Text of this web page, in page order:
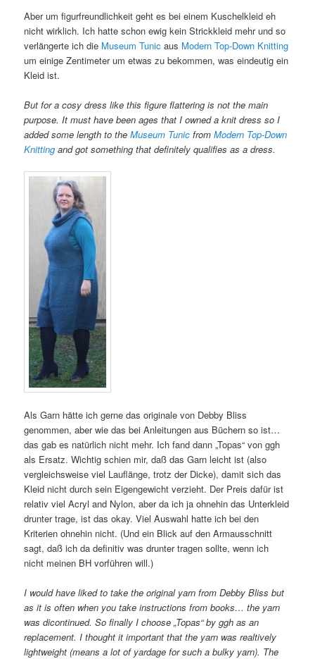
Aber um figurfreundlichkeit geht es bei einem Kuschelkleid eh
nicht wirklich. Ich hatte schon ewig kein Strickkleid mehr und so
verlängerte ich die Museum Tunic aus Modern Top-Down Knitting
um einige Zentimeter um etwas zu bekommen, was eindeutig ein
Kleid ist.
But for a cosy dress like this figure flattering is not the main
purpose. It must have been ages that I owned a knit dress so I
added some length to theMuseum Tunic fromModern Top-Down
Knitting and got something that definitely qualifies as a dress.
Als Garn hätte ich gerne das originale von Debby Bliss
genommen, aber wie das bei Anleitungen aus Büchern so ist…
das gab es natürlich nicht mehr. Ich fand dann „Topas“ von ggh
als Ersatz. Wichtig schien mir, daß das Garn leicht ist (also
vergleichsweise viel Lauflänge, trotz der Dicke), damit sich das
Kleid nicht durch sein Eigengewicht verzieht. Der Preis dafür ist
relativ viel Acryl and Nylon, aber da ich ja ohnehin das Unterkleid
drunter trage, ist das okay. Viel Auswahl hatte ich bei den
Kriterien ohnehin nicht. (Und ein Blick auf den Armausschnitt
sagt, daß ich da definitiv was drunter tragen sollte, wenn ich
nicht meinen BH vorführen will.)
I would have liked to take the original yarn from Debby Bliss but
as it is often when you take instructions from books… the yarn
was dicontinued. So finally I choose „Topas“ by ggh as an
replacement. I thought it important that the yarn was realtively
lightweight (means a lot of yardage for such a bulky yarn). The